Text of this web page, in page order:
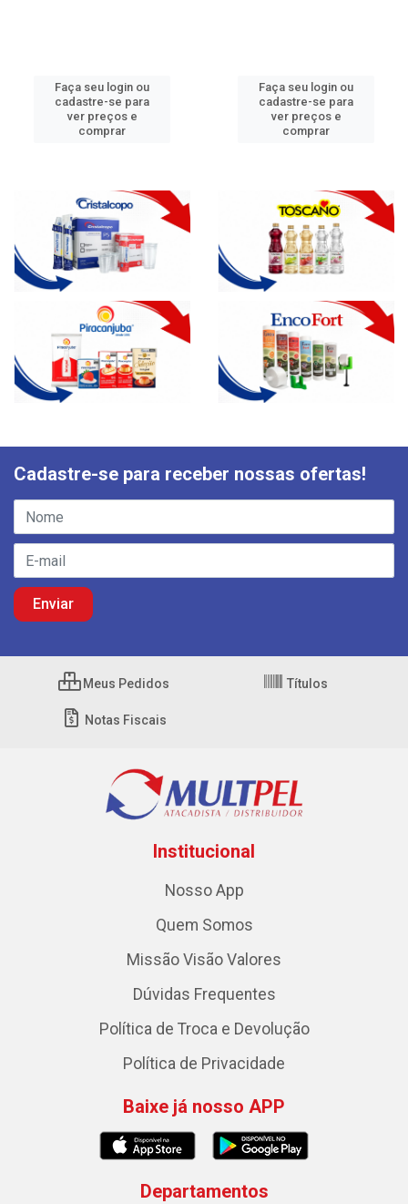
Faça seu login ou
cadastre-se para
ver preços e
comprar
Faça seu login ou
cadastre-se para
ver preços e
comprar
Cadastre-se para receber nossas ofertas!
Meus Pedidos Títulos
Notas Fiscais
Institucional
Nosso App
Quem Somos
Missão Visão Valores
Dúvidas Frequentes
Política de Troca e Devolução
Política de Privacidade
Baixe já nosso APP
Departamentos